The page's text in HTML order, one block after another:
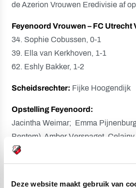
Deze website maakt gebruik van
de Azerion Vrouwen Eredivisie af
Feyenoord Vrouwen – FC Utrecht
34. Sophie Cobussen, 0-1
39. Ella van Kerkhoven, 1-1
62. Eshly Bakker, 1-2
Scheidsrechter: Fijke Hoogendijk
Opstelling Feyenoord:
Jacintha Weimar; Emma
Bentem), Amber Verspaget,
Brandau; Romeé van de Lavoir
Sluijs), Toko Koga, Sisca